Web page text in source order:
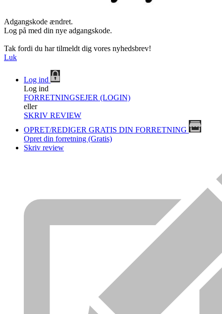
Adgangskode ændret.
Log på med din nye adgangskode.
Tak fordi du har tilmeldt dig vores nyhedsbrev!
Luk
Log ind
Log ind
FORRETNINGSEJER (LOGIN)
eller
SKRIV REVIEW
OPRET/REDIGER GRATIS DIN FORRETNING
Opret din forretning (Gratis)
Skriv review